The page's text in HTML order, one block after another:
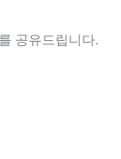
공유드립니다.